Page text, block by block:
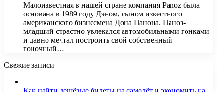
Малоизвестная в нашей стране компания Panoz была
основана в 1989 году Дэном, сыном известного
американского бизнесмена Дона Паноца. Паноз-
младший страстно увлекался автомобильными гонками
и давно мечтал построить свой собственный
гоночный…
Свежие записи
Как найти дешёвые билеты на самолёт и экономить на